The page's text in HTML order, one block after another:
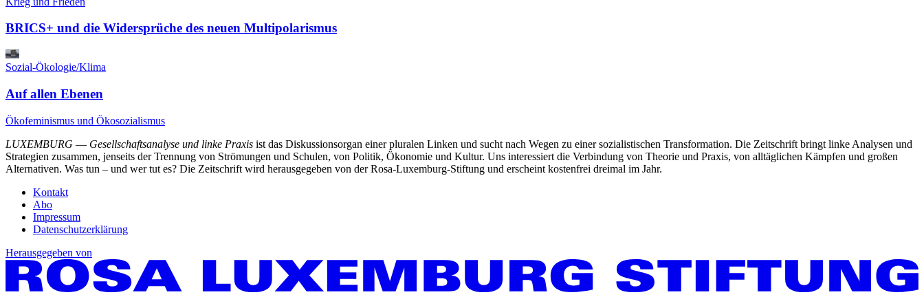
BRICS+ und die Widersprüche des neuen Multipolarismus
Sozial-Ökologie/Klima
Auf allen Ebenen
Ökofeminismus und Ökosozialismus
LUXEMBURG — Gesellschaftsanalyse und linke Praxis ist das Diskussionsorgan einer pluralen Linken und sucht nach Wegen zu einer sozialistischen Transformation. Die Zeitschrift bringt linke Analysen und
Strategien zusammen, jenseits der Trennung von Strömungen und Schulen, von Politik, Ökonomie und Kultur. Uns interessiert die Verbindung von Theorie und Praxis, von alltäglichen Kämpfen und großen
Alternativen. Was tun – und wer tut es? Die Zeitschrift wird herausgegeben von der Rosa-Luxemburg-Stiftung und erscheint kostenfrei dreimal im Jahr.
Kontakt
Abo
Impressum
Datenschutzerklärung
Herausgegeben von